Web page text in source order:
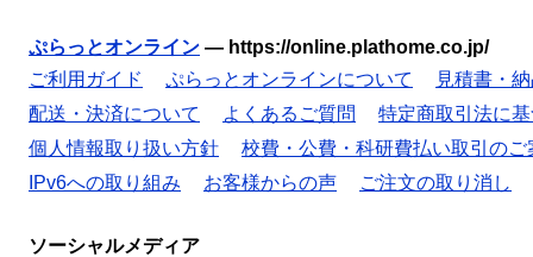
ぷらっとオンライン — https://online.plathome.co.jp/
ご利用ガイド
ぷらっとオンラインについて
見積書・
配送・決済について
よくあるご質問
特定商取引法に
個人情報取り扱い方針
校費・公費・科研費払い取引のご
IPv6への取り組み
お客様からの声 ご注文の取り消し
ソーシャルメディア